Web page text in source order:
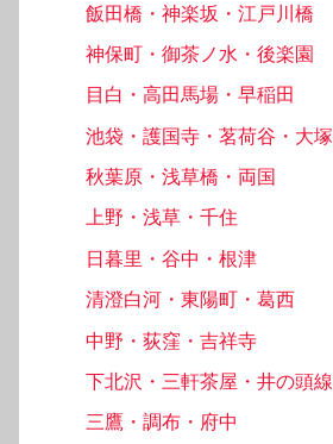
飯田橋・神楽坂・江戸川橋
神保町・御茶ノ水・後楽園
目白・高田馬場・早稲田
池袋・護国寺・茗荷谷・大塚
秋葉原・浅草橋・両国
上野・浅草・千住
日暮里・谷中・根津
清澄白河・東陽町・葛西
中野・荻窪・吉祥寺
下北沢・三軒茶屋・井の頭線
三鷹・調布・府中